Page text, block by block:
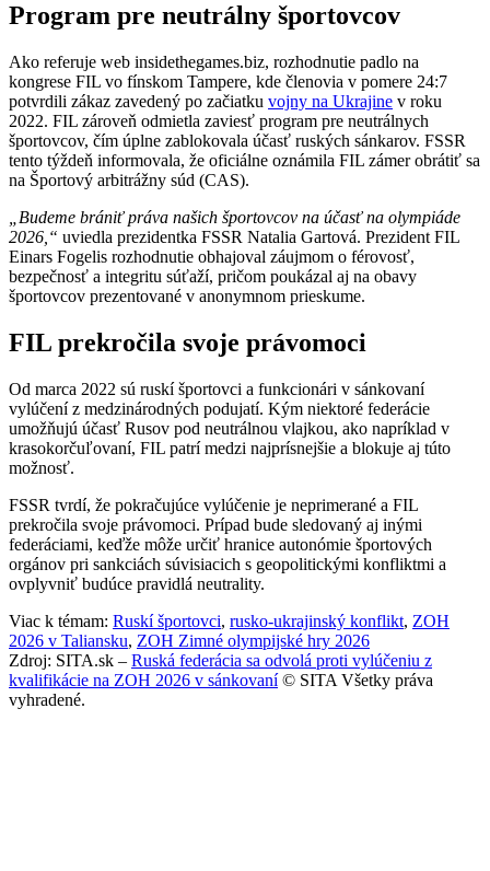
Program pre neutrálny športovcov
Ako referuje web insidethegames.biz, rozhodnutie padlo na
kongrese FIL vo fínskom Tampere, kde členovia v pomere 24:7
potvrdili zákaz zavedený po začiatku vojny na Ukrajine v roku
2022. FIL zároveň odmietla zaviesť program pre neutrálnych
športovcov, čím úplne zablokovala účasť ruských sánkarov. FSSR
tento týždeň informovala, že oficiálne oznámila FIL zámer obrátiť sa
na Športový arbitrážny súd (CAS).
„Budeme brániť práva našich športovcov na účasť na olympiáde
2026,“ uviedla prezidentka FSSR Natalia Gartová. Prezident FIL
Einars Fogelis rozhodnutie obhajoval záujmom o férovosť,
bezpečnosť a integritu súťaží, pričom poukázal aj na obavy
športovcov prezentované v anonymnom prieskume.
FIL prekročila svoje právomoci
Od marca 2022 sú ruskí športovci a funkcionári v sánkovaní
vylúčení z medzinárodných podujatí. Kým niektoré federácie
umožňujú účasť Rusov pod neutrálnou vlajkou, ako napríklad v
krasokorčuľovaní, FIL patrí medzi najprísnejšie a blokuje aj túto
možnosť.
FSSR tvrdí, že pokračujúce vylúčenie je neprimerané a FIL
prekročila svoje právomoci. Prípad bude sledovaný aj inými
federáciami, keďže môže určiť hranice autonómie športových
orgánov pri sankciách súvisiacich s geopolitickými konfliktmi a
ovplyvniť budúce pravidlá neutrality.
Viac k témam: Ruskí športovci, rusko-ukrajinský konflikt, ZOH
2026 v Taliansku, ZOH Zimné olympijské hry 2026
Zdroj: SITA.sk – Ruská federácia sa odvolá proti vylúčeniu z
kvalifikácie na ZOH 2026 v sánkovaní© SITA Všetky práva
vyhradené.